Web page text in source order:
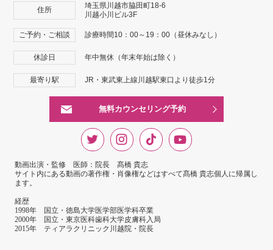
住所
埼玉県川越市脇田町18-6
川越小川ビル3F
ご予約・ご相談 診療時間10：00～19：00（昼休みなし）
休診日 年中無休（年末年始は除く）
最寄り駅 JR・東武東上線川越駅東口より徒歩1分
無料カウンセリング予約
動画出演・監修 医師：院長 髙橋 貴志
サイト内にある動画の著作権・肖像権などはすべて髙橋 貴志個人に帰属し
ます。
経歴
1998年 国立・徳島大学医学部医学科卒業
2000年 国立・東京医科歯科大学皮膚科入局
2015年 ティアラクリニック川越院・院長